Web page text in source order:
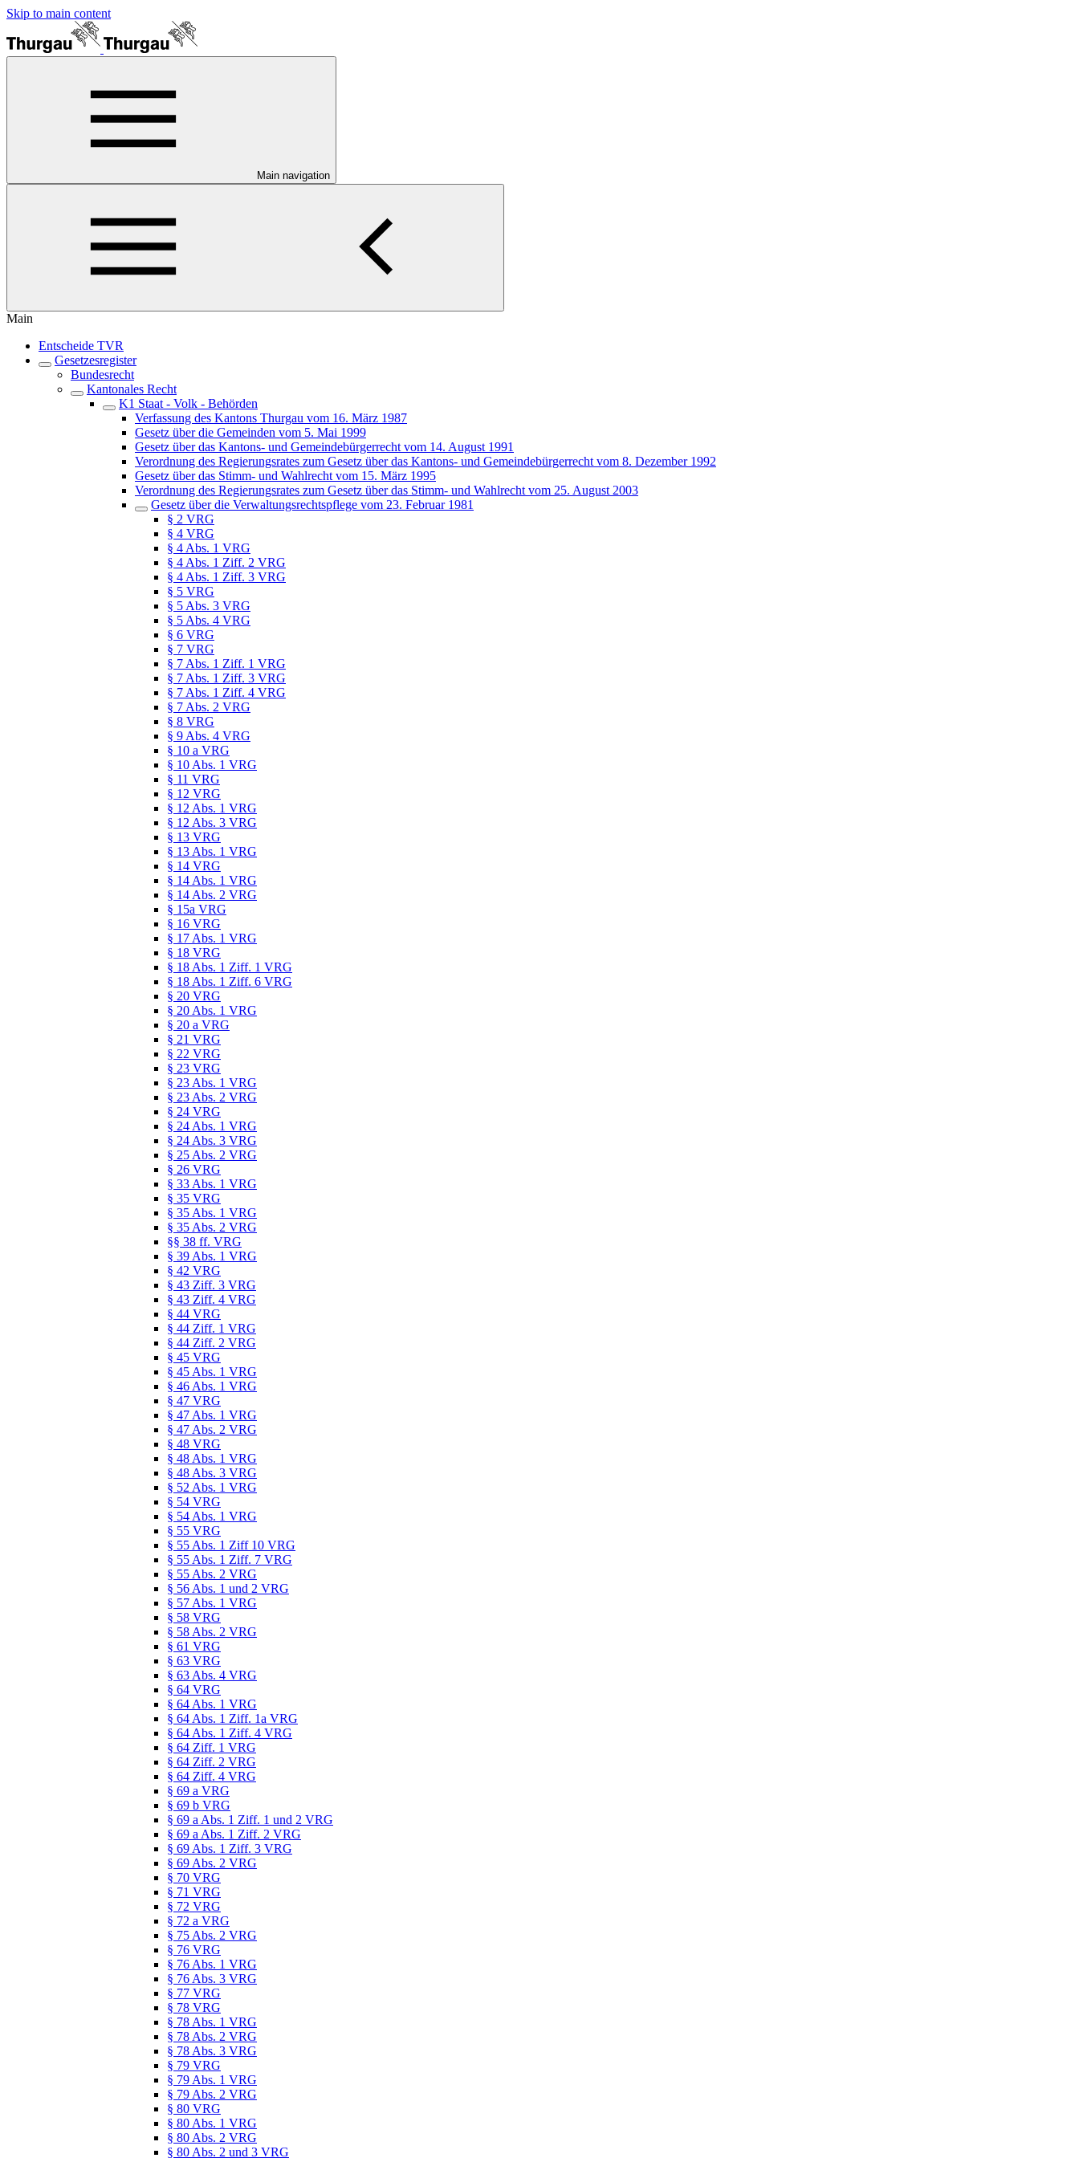
Skip to main content
Main navigation
Main
Entscheide TVR
Gesetzesregister
Bundesrecht
Kantonales Recht
K1 Staat - Volk - Behörden
Verfassung des Kantons Thurgau vom 16. März 1987
Gesetz über die Gemeinden vom 5. Mai 1999
Gesetz über das Kantons- und Gemeindebürgerrecht vom 14. August 1991
Verordnung des Regierungsrates zum Gesetz über das Kantons- und Gemeindebürgerrecht vom 8. Dezember 1992
Gesetz über das Stimm- und Wahlrecht vom 15. März 1995
Verordnung des Regierungsrates zum Gesetz über das Stimm- und Wahlrecht vom 25. August 2003
Gesetz über die Verwaltungsrechtspflege vom 23. Februar 1981
§ 2 VRG
§ 4 VRG
§ 4 Abs. 1 VRG
§ 4 Abs. 1 Ziff. 2 VRG
§ 4 Abs. 1 Ziff. 3 VRG
§ 5 VRG
§ 5 Abs. 3 VRG
§ 5 Abs. 4 VRG
§ 6 VRG
§ 7 VRG
§ 7 Abs. 1 Ziff. 1 VRG
§ 7 Abs. 1 Ziff. 3 VRG
§ 7 Abs. 1 Ziff. 4 VRG
§ 7 Abs. 2 VRG
§ 8 VRG
§ 9 Abs. 4 VRG
§ 10 a VRG
§ 10 Abs. 1 VRG
§ 11 VRG
§ 12 VRG
§ 12 Abs. 1 VRG
§ 12 Abs. 3 VRG
§ 13 VRG
§ 13 Abs. 1 VRG
§ 14 VRG
§ 14 Abs. 1 VRG
§ 14 Abs. 2 VRG
§ 15a VRG
§ 16 VRG
§ 17 Abs. 1 VRG
§ 18 VRG
§ 18 Abs. 1 Ziff. 1 VRG
§ 18 Abs. 1 Ziff. 6 VRG
§ 20 VRG
§ 20 Abs. 1 VRG
§ 20 a VRG
§ 21 VRG
§ 22 VRG
§ 23 VRG
§ 23 Abs. 1 VRG
§ 23 Abs. 2 VRG
§ 24 VRG
§ 24 Abs. 1 VRG
§ 24 Abs. 3 VRG
§ 25 Abs. 2 VRG
§ 26 VRG
§ 33 Abs. 1 VRG
§ 35 VRG
§ 35 Abs. 1 VRG
§ 35 Abs. 2 VRG
§§ 38 ff. VRG
§ 39 Abs. 1 VRG
§ 42 VRG
§ 43 Ziff. 3 VRG
§ 43 Ziff. 4 VRG
§ 44 VRG
§ 44 Ziff. 1 VRG
§ 44 Ziff. 2 VRG
§ 45 VRG
§ 45 Abs. 1 VRG
§ 46 Abs. 1 VRG
§ 47 VRG
§ 47 Abs. 1 VRG
§ 47 Abs. 2 VRG
§ 48 VRG
§ 48 Abs. 1 VRG
§ 48 Abs. 3 VRG
§ 52 Abs. 1 VRG
§ 54 VRG
§ 54 Abs. 1 VRG
§ 55 VRG
§ 55 Abs. 1 Ziff 10 VRG
§ 55 Abs. 1 Ziff. 7 VRG
§ 55 Abs. 2 VRG
§ 56 Abs. 1 und 2 VRG
§ 57 Abs. 1 VRG
§ 58 VRG
§ 58 Abs. 2 VRG
§ 61 VRG
§ 63 VRG
§ 63 Abs. 4 VRG
§ 64 VRG
§ 64 Abs. 1 VRG
§ 64 Abs. 1 Ziff. 1a VRG
§ 64 Abs. 1 Ziff. 4 VRG
§ 64 Ziff. 1 VRG
§ 64 Ziff. 2 VRG
§ 64 Ziff. 4 VRG
§ 69 a VRG
§ 69 b VRG
§ 69 a Abs. 1 Ziff. 1 und 2 VRG
§ 69 a Abs. 1 Ziff. 2 VRG
§ 69 Abs. 1 Ziff. 3 VRG
§ 69 Abs. 2 VRG
§ 70 VRG
§ 71 VRG
§ 72 VRG
§ 72 a VRG
§ 75 Abs. 2 VRG
§ 76 VRG
§ 76 Abs. 1 VRG
§ 76 Abs. 3 VRG
§ 77 VRG
§ 78 VRG
§ 78 Abs. 1 VRG
§ 78 Abs. 2 VRG
§ 78 Abs. 3 VRG
§ 79 VRG
§ 79 Abs. 1 VRG
§ 79 Abs. 2 VRG
§ 80 VRG
§ 80 Abs. 1 VRG
§ 80 Abs. 2 VRG
§ 80 Abs. 2 und 3 VRG